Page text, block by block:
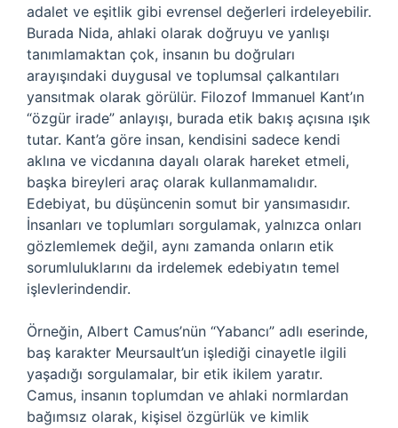
adalet ve eşitlik gibi evrensel değerleri irdeleyebilir.
Burada Nida, ahlaki olarak doğruyu ve yanlışı
tanımlamaktan çok, insanın bu doğruları
arayışındaki duygusal ve toplumsal çalkantıları
yansıtmak olarak görülür. Filozof Immanuel Kant’ın
“özgür irade” anlayışı, burada etik bakış açısına ışık
tutar. Kant’a göre insan, kendisini sadece kendi
aklına ve vicdanına dayalı olarak hareket etmeli,
başka bireyleri araç olarak kullanmamalıdır.
Edebiyat, bu düşüncenin somut bir yansımasıdır.
İnsanları ve toplumları sorgulamak, yalnızca onları
gözlemlemek değil, aynı zamanda onların etik
sorumluluklarını da irdelemek edebiyatın temel
işlevlerindendir.
Örneğin, Albert Camus’nün “Yabancı” adlı eserinde,
baş karakter Meursault’un işlediği cinayetle ilgili
yaşadığı sorgulamalar, bir etik ikilem yaratır.
Camus, insanın toplumdan ve ahlaki normlardan
bağımsız olarak, kişisel özgürlük ve kimlik